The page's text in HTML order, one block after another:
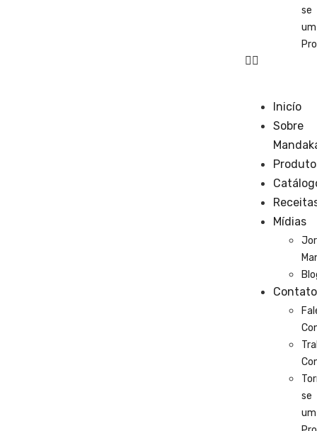
se
um
Inicío
Sobre
Mídias
Contato
se
um